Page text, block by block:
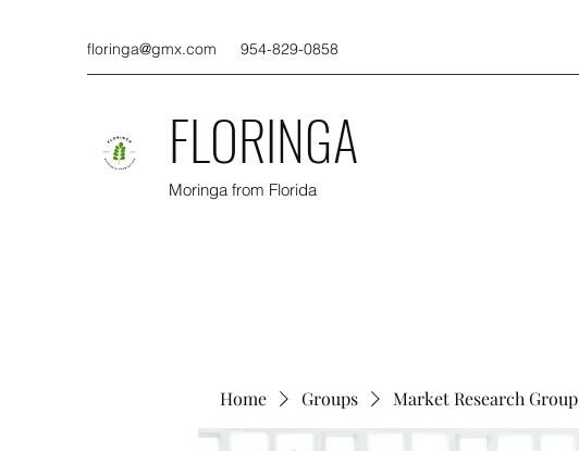
floringa@gmx.com 954-829-0858
FLORINGA
Moringa from Florida
Home Groups Market Research Group